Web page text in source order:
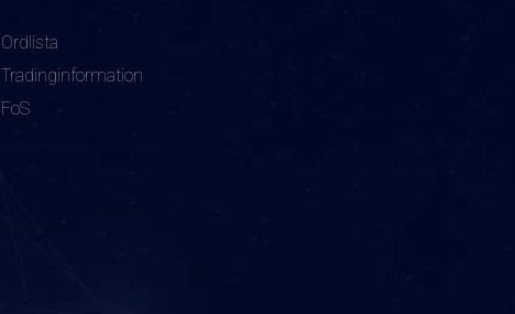
Ordlista
Tradinginformation
FoS